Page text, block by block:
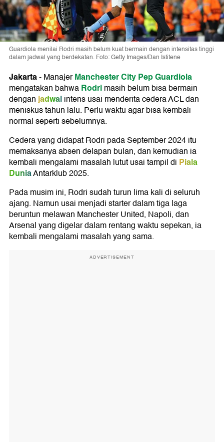
Guardiola menilai Rodri masih belum kuat bermain dengan intensitas tinggi
dalam jadwal yang berdekatan. Foto: Getty Images/Dan Istitene
Jakarta-ManajerManchester CityPep Guardiola
mengatakan bahwaRodrimasih belum bisa bermain
denganjadwalintens usai menderita cedera ACL dan
meniskus tahun lalu. Perlu waktu agar bisa kembali
normal seperti sebelumnya.
Cedera yang didapat Rodri pada September 2024 itu
memaksanya absen delapan bulan, dan kemudian ia
kembali mengalami masalah lutut usai tampil di Piala
DuniaAntarklub 2025.
Pada musim ini, Rodri sudah turun lima kali di seluruh
ajang. Namun usai menjadi starter dalam tiga laga
beruntun melawan Manchester United, Napoli, dan
Arsenal yang digelar dalam rentang waktu sepekan, ia
kembali mengalami masalah yang sama.
ADVERTISEMENT